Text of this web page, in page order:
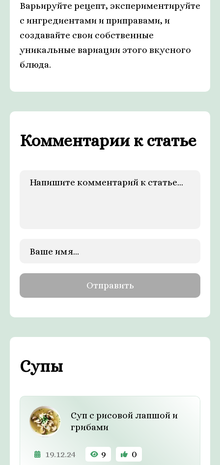
Варьируйте рецепт, экспериментируйте
с ингредиентами и приправами, и
создавайте свои собственные
уникальные вариации этого вкусного
блюда.
Комментарии к статье
Супы
Суп с рисовой лапшой и
грибами
19.12.24 9 0